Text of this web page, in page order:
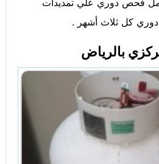
كل ثلاث أشهر .
بالرياض